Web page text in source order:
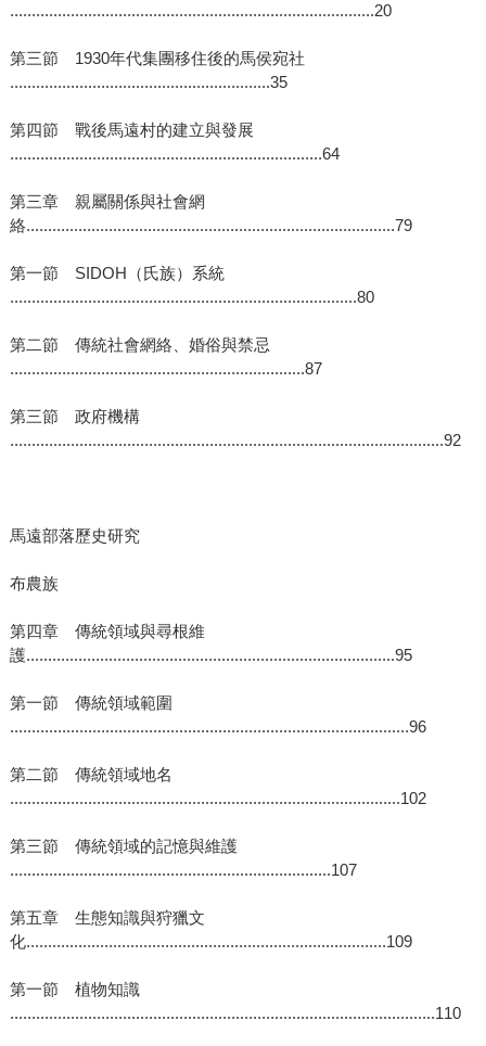
....................................................................................20
第三節 1930年代集團移住後的馬侯宛社
............................................................35
第四節 戰後馬遠村的建立與發展
........................................................................64
第三章 親屬關係與社會網
絡.....................................................................................79
第一節 SIDOH（氏族）系統
................................................................................80
第二節 傳統社會網絡、婚俗與禁忌
....................................................................87
第三節 政府機構
....................................................................................................92
馬遠部落歷史研究
布農族
第四章 傳統領域與尋根維
護.....................................................................................95
第一節 傳統領域範圍
............................................................................................96
第二節 傳統領域地名
..........................................................................................102
第三節 傳統領域的記憶與維護
..........................................................................107
第五章 生態知識與狩獵文
化...................................................................................109
第一節 植物知識
..................................................................................................110